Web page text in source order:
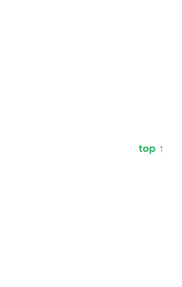
top ↑